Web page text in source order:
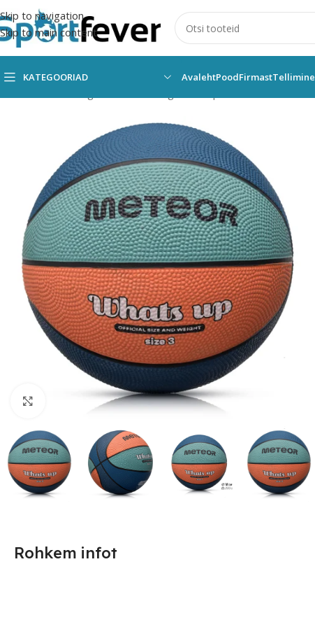
Skip to navigation
Skip to main content
KATEGOORIAD AvalehtPoodFirmastTellimine
Suurendamiseks klõpsake
Rohkem infot